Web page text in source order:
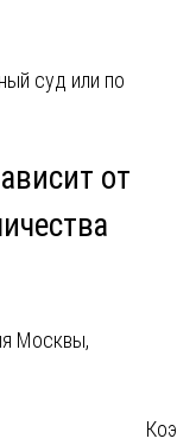
суд или по
от
Москвы,